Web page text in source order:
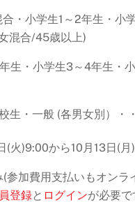
小学生1～2年生・小
混合/45歳以上)
生・小学生3～4年生・
・一般 (各男女別）・
火)9:00から10月13日(月
加費用支払いもオンラ
登録と ログインが必要で